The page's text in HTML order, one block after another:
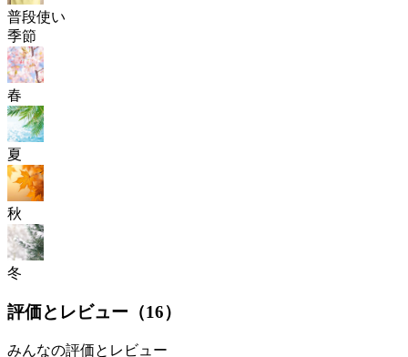
普段使い
季節
春
夏
秋
冬
評価とレビュー（16）
みんなの評価とレビュー